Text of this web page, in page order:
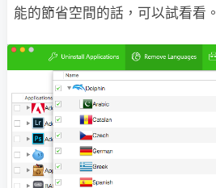
能的節省空間的話，可以試看看。